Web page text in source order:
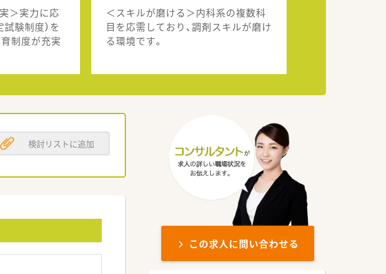
＞実力に応
験制度）を
制度が充実
＜スキルが磨ける＞内科系の複数科
目を応需しており、調剤スキルが磨け
る環境です。
検討リストに追加
この求人に問い合わせる